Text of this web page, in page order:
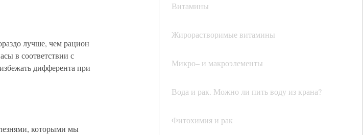
Витамины
Жирорастворимые витамины
Микро– и макроэлементы
Вода и рак. Можно ли пить воду из крана?
Фитохимия и рак
лучше, чем рацион
в соответствии с
дифферента при
которыми мы